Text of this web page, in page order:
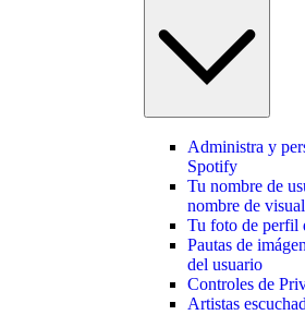
Administra y
Spotify
Tu nombre de
nombre de
Tu foto de perfil
Pautas de
del usuario
Controles de
Artistas